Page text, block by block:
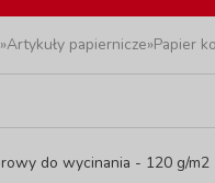
»Artykuły papiernicze»Papier